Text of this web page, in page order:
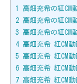
1
高畑充希の紅CM
2 高畑充希の紅
3 高畑充希の紅CM
4 高畑充希 紅CM
5 高畑充希 紅CM
6 高畑充希 紅CM
7 高畑充希 紅CM